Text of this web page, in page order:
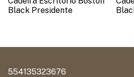
Black Presidente
554135323676